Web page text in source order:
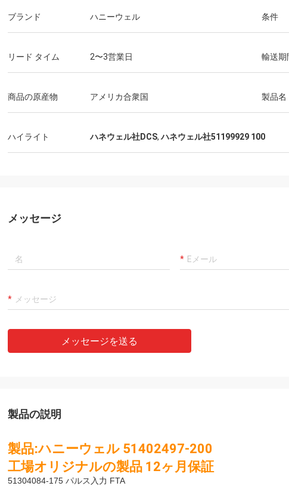
頼できるパートナーです,我々はそこから商
品を輸入します. 良い品質の製品とタイム
達は名誉非常によい会
ブランド ハニーウェル 条件
リード タイム 2〜3営業日 輸送期
商品の原産物 アメリカ合衆国 製品名
ハイライト ハネウェル社DCS,ハネウェル社51199929 100
メッセージ
メッセージを送る
製品の説明
製品:ハニーウェル 51402497-200
工場オリジナルの製品 12ヶ月保証
51304084-175 パルス入力 FTA